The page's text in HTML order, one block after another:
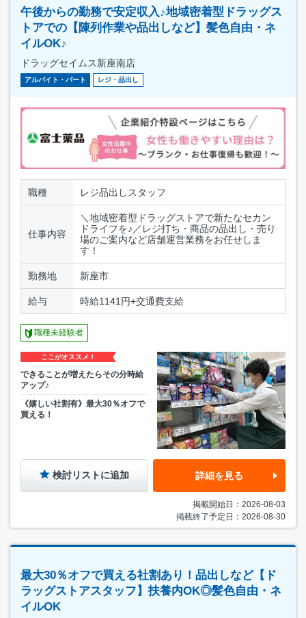
午後からの勤務で安定収入♪地域密着型ドラッグス
トアでの【陳列作業や品出しなど】髪色自由・ネ
イルOK♪
ドラッグセイムス新座南店
アルバイト・パート レジ・品出し
職種 レジ品出しスタッフ
仕事内容
＼地域密着型ドラッグストアで新たなセカン
ドライフを♪／レジ打ち・商品の品出し・売り
場のご案内など店舗運営業務をお任せしま
す！
勤務地 新座市
給与 時給1141円+交通費支給
職種未経験者
ここがオススメ！
できることが増えたらその分時給
アップ♪
《嬉しい社割有》最大30％オフで
買える！
検討リストに追加 詳細を見る
掲載開始日：2026-08-03
掲載終了予定日：2026-08-30
最大30％オフで買える社割あり！品出しなど【ド
ラッグストアスタッフ】扶養内OK◎髪色自由・ネ
イルOK